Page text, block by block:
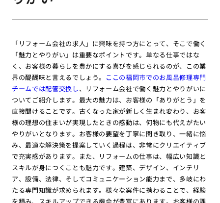
「リフォーム会社の求人」に興味を持つ方にとって、そこで働く
「魅力とやりがい」は重要なポイントです。単なる仕事ではな
く、お客様の暮らしを豊かにする喜びを感じられるのが、この業
界の醍醐味と言えるでしょう。 ここの福岡市でのお風呂修理専門
チームでは配管交換し、リフォーム会社で働く魅力とやりがいに
ついてご紹介します。最大の魅力は、お客様の「ありがとう」を
直接聞けることです。古くなった家が新しく生まれ変わり、お客
様の理想の住まいが実現したときの感動は、何物にも代えがたい
やりがいとなります。お客様の要望を丁寧に聞き取り、一緒に悩
み、最適な解決策を提案していく過程は、非常にクリエイティブ
で充実感があります。また、リフォームの仕事は、幅広い知識と
スキルが身につくことも魅力です。建築、デザイン、インテリ
ア、設備、法律、そしてコミュニケーション能力まで、多岐にわ
たる専門知識が求められます。様々な案件に携わることで、経験